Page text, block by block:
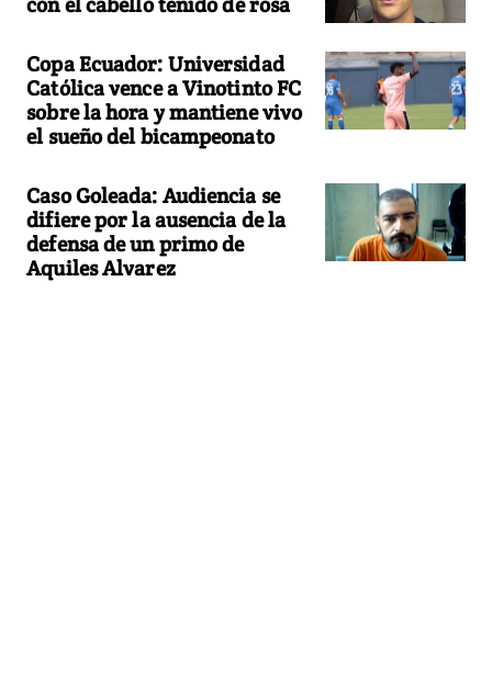
Copa Ecuador: Universidad
Católica vence a Vinotinto FC
sobre la hora y mantiene vivo
el sueño del bicampeonato
Caso Goleada: Audiencia se
difiere por la ausencia de la
defensa de un primo de
Aquiles Alvarez